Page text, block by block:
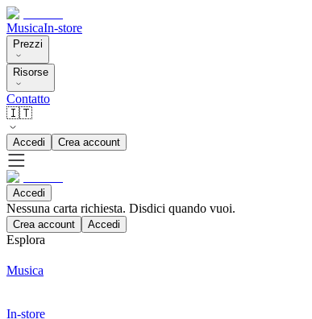
MusicaIn-store
Prezzi
Risorse
Contatto
🇮🇹
Accedi Crea account
Accedi
Nessuna carta richiesta. Disdici quando vuoi.
Crea account Accedi
Esplora
Musica
In-store